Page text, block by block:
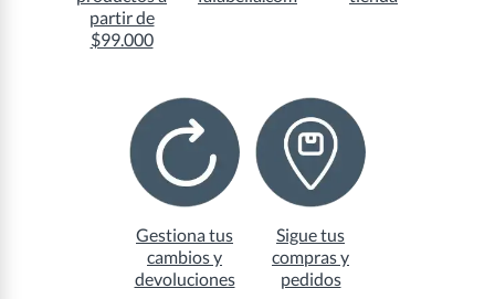
partir de
$99.000
Gestiona tus
cambios y
devoluciones
Sigue tus
compras y
pedidos